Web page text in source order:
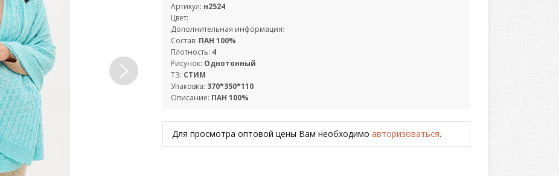
Артикул: н2524
Цвет:
Дополнительная информация:
Состав: ПАН 100%
Плотность: 4
Рисунок: Однотонный
ТЗ: СТИМ
Упаковка: 370*350*110
Описание: ПАН 100%
Для просмотра оптовой цены Вам необходимо авторизоваться.